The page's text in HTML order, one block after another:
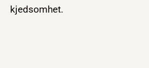
kjedsomhet.